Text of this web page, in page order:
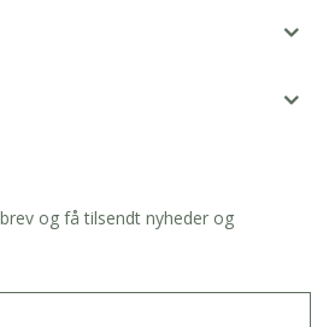
og få tilsendt nyheder og